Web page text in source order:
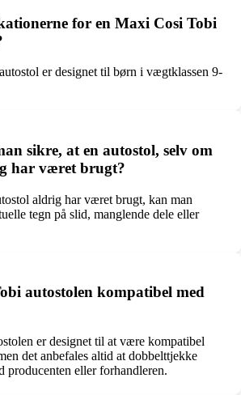
for en Maxi Cosi Tobi
er designet til børn i vægtklassen 9-
sikre, at en autostol, selv om
har været brugt?
aldrig har været brugt, kan man
tegn på slid, manglende dele eller
autostolen kompatibel med
er designet til at være kompatibel
det anbefales altid at dobbelttjekke
producenten eller forhandleren.